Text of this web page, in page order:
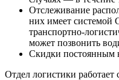
Отслеживание
них имеет системой
транспортно-
может позвонить
Скидки постоянным
Отдел логистики работает